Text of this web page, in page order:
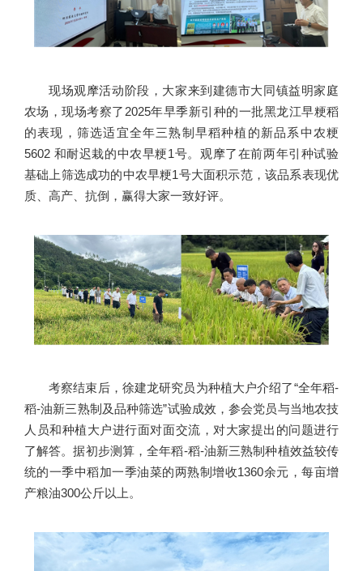
现场观摩活动阶段，大家来到建德市大同镇益明家庭
农场，现场考察了2025年早季新引种的一批黑龙江早粳稻
的表现，筛选适宜全年三熟制早稻种植的新品系中农粳
5602 和耐迟栽的中农早粳1号。观摩了在前两年引种试验
基础上筛选成功的中农早粳1号大面积示范，该品系表现优
质、高产、抗倒，赢得大家一致好评。
考察结束后，徐建龙研究员为种植大户介绍了“全年稻-
稻-油新三熟制及品种筛选”试验成效，参会党员与当地农技
人员和种植大户进行面对面交流，对大家提出的问题进行
了解答。据初步测算，全年稻-稻-油新三熟制种植效益较传
统的一季中稻加一季油菜的两熟制增收1360余元，每亩增
产粮油300公斤以上。